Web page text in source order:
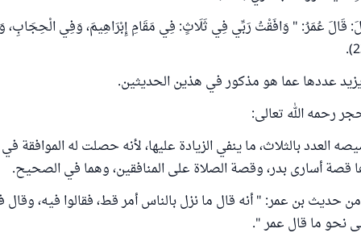
قَالَ عُمَرُ: " وَافَقْتُ رَبِّي فِي ثَلَاثٍ: فِي مَقَامِ إِبْرَاهِيمَ، وَفِي الْحِجَابِ،
عددها عما هو مذكور في هذين الحديثين.
رحمه الله تعالى:
بالثلاث، ما ينفي الزيادة عليها، لأنه حصلت له الموافقة
قصة أسارى بدر، وقصة الصلاة على المنافقين، وهما في الصحيح.
بن عمر: " أنه قال ما نزل بالناس أمر قط، فقالوا فيه، وقال
نحو ما قال عمر ".